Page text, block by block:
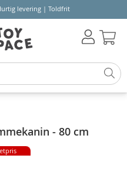
levering | Toldfrit
- 80 cm